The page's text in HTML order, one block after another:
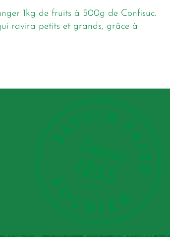
1kg de fruits à 500g de Confisuc.
ravira petits et grands, grâce à